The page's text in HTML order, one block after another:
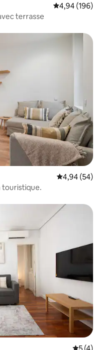
Évaluation
4,94 (196)
terrasse
Évaluation
4,94 (54)
touristique.